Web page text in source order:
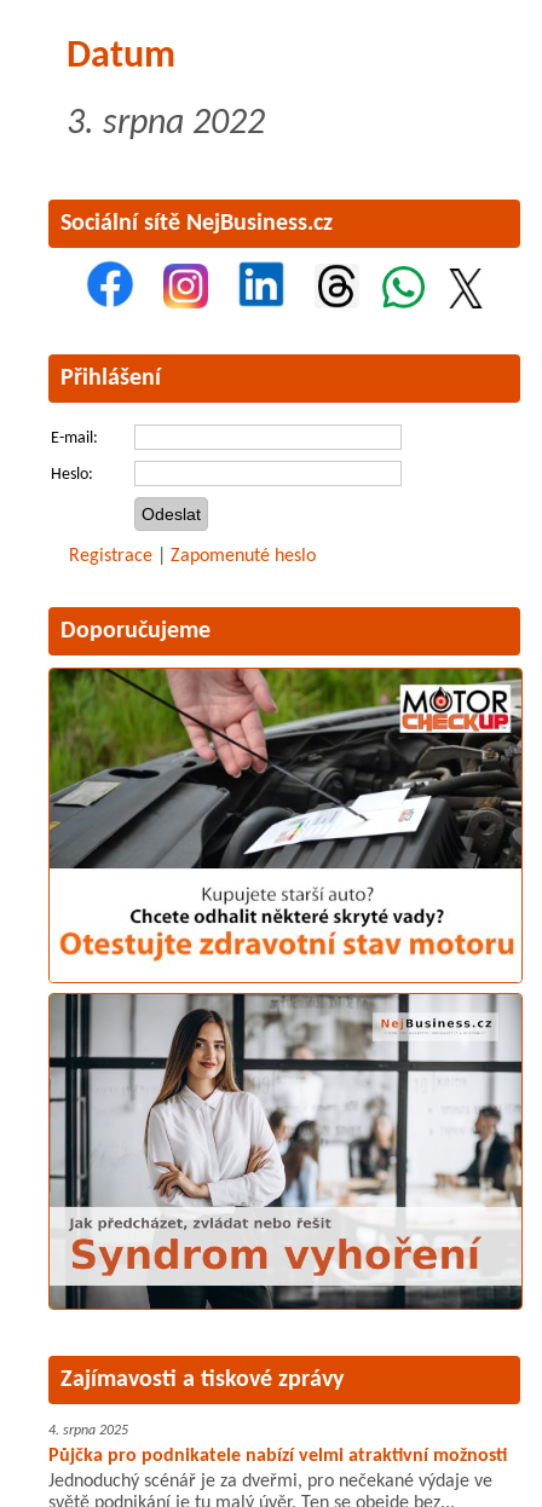
Datum
3. srpna 2022
Sociální sítě NejBusiness.cz
Přihlášení
E-mail:
Heslo:
Registrace Zapomenuté heslo
Doporučujeme
Zajímavosti a tiskové zprávy
4. srpna 2025
Půjčka pro podnikatele nabízí velmi atraktivní možnosti
Jednoduchý scénář je za dveřmi, pro nečekané výdaje ve